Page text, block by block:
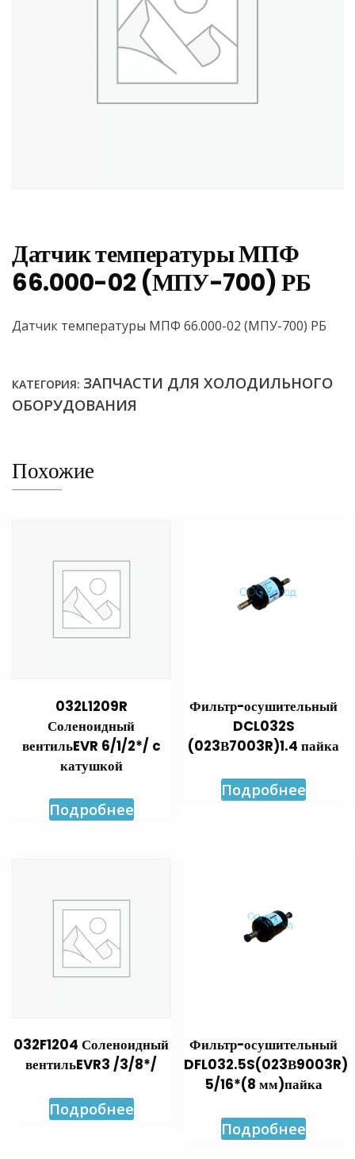
Датчик температуры МПФ
66.000-02 (МПУ-700) РБ
Датчик температуры МПФ 66.000-02 (МПУ-700) РБ
КАТЕГОРИЯ: ЗАПЧАСТИ ДЛЯ ХОЛОДИЛЬНОГО
ОБОРУДОВАНИЯ
Похожие
032L1209R
Соленоидный
вентильEVR 6/1/2*/ c
катушкой
Подробнее
Фильтр-осушительный
DCL032S
(023В7003R)1.4 пайка
Подробнее
032F1204 Соленоидный
вентильEVR3 /3/8*/
Подробнее
Фильтр-осушительный
DFL032.5S(023В9003R)
5/16*(8 мм)пайка
Подробнее